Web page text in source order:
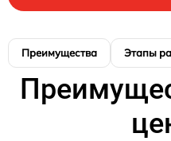
Преимущества Этапы